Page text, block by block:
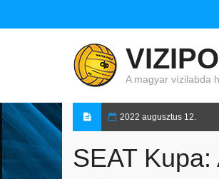
A magyar vízilabda
2022 augusztus 12.
SEAT